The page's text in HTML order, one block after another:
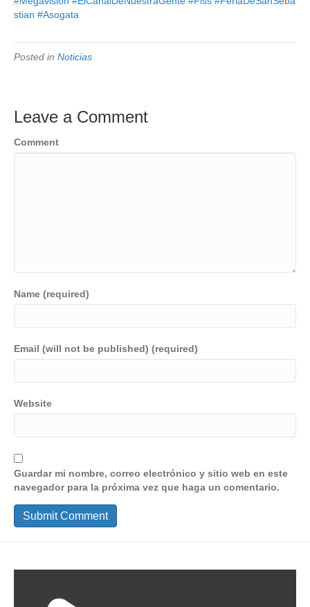
stian #Asogata
Posted in Noticias
Leave a Comment
Comment
Name (required)
Email (will not be published) (required)
Website
Guardar mi nombre, correo electrónico y sitio web en este
navegador para la próxima vez que haga un comentario.